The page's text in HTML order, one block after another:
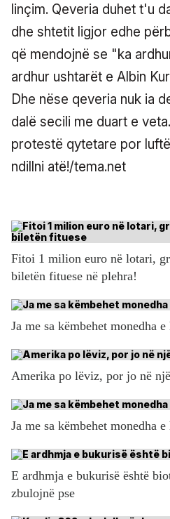
linçim. Qeveria duhet t'u
dhe shtetit ligjor edhe
që mendojnë se "ka
ardhur ushtarët e Albin
Dhe nëse qeveria nuk ia
dalë secili me duart e
protestë qytetare por
ndillni atë!/tema.net
Fitoi 1 milion euro në lotari,
biletën fituese në plehra!
Ja me sa këmbehet monedha
Amerika po lëviz, por jo në
Ja me sa këmbehet monedha
E ardhmja e bukurisë është
zbulojnë pse